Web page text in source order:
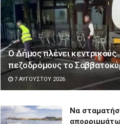
Ο Δήμος πλένει κεντρικούς
πεζοδρόμους το
7 ΑΥΓΟΎΣΤΟΥ 2026
Να